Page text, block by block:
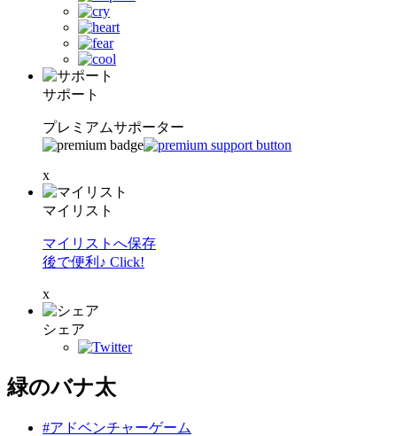
サポート
プレミアムサポーター
x
マイリスト
マイリストへ保存
後で便利♪ Click!
x
シェア
緑のバナ太
#アドベンチャーゲーム